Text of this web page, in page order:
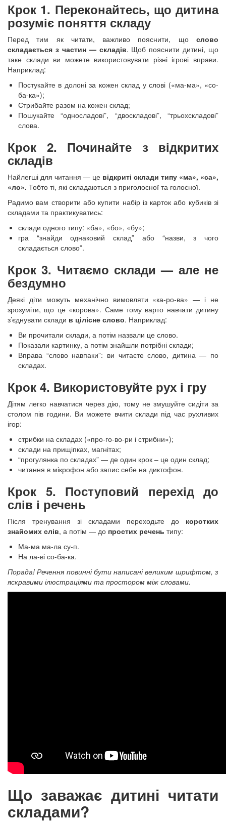
Крок 1. Переконайтесь, що дитина
розуміє поняття складу
Перед тим як читати, важливо пояснити, що слово
складається з частин — складів. Щоб пояснити дитині, що
таке склади ви можете використовувати різні ігрові вправи.
Наприклад:
Постукайте в долоні за кожен склад у слові («ма-ма», «со-
ба-ка»);
Стрибайте разом на кожен склад;
Пошукайте “односладові”, “двоскладові”, “трьохскладові”
слова.
Крок 2. Починайте з відкритих
складів
Найлегші для читання — це відкриті склади типу «ма», «са»,
«ло». Тобто ті, які складаються з приголосної та голосної.
Радимо вам створити або купити набір із карток або кубиків зі
складами та практикуватись:
склади одного типу: «ба», «бо», «бу»;
гра “знайди однаковий склад” або “назви, з чого
складається слово”.
Крок 3. Читаємо склади — але не
бездумно
Деякі діти можуть механічно вимовляти «ка-ро-ва» — і не
зрозуміти, що це «корова». Саме тому варто навчати дитину
з’єднувати склади в цілісне слово. Наприклад:
Ви прочитали склади, а потім назвали це слово.
Показали картинку, а потім знайшли потрібні склади;
Вправа “слово навпаки”: ви читаєте слово, дитина — по
складах.
Крок 4. Використовуйте рух і гру
Дітям легко навчатися через дію, тому не змушуйте сидіти за
столом пів години. Ви можете вчити склади під час рухливих
ігор:
стрибки на складах («про-го-во-ри і стрибни»);
склади на прищіпках, магнітах;
“прогулянка по складах” — де один крок – це один склад;
читання в мікрофон або запис себе на диктофон.
Крок 5. Поступовий перехід до
слів і речень
Після тренування зі складами переходьте до коротких
знайомих слів, а потім — до простих речень типу:
Ма-ма ма-ла су-п.
На ла-ві со-ба-ка.
Порада! Речення повинні бути написані великим шрифтом, з
яскравими ілюстраціями та простором між словами.
Що заважає дитині читати
складами?